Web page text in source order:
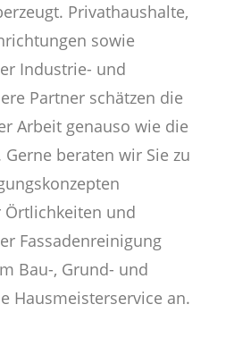
Privathaushalte,
sowie
Industrie- und
Partner schätzen die
Arbeit genauso wie die
beraten wir Sie zu
und
Fassadenreinigung
Bau-, Grund- und
Hausmeisterservice an.